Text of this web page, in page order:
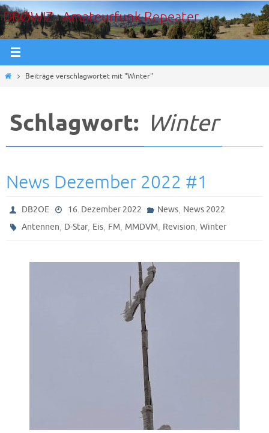
Zum
Inhalt
springen
DBØWIZ - Amateurfunk Repeater
StartBeiträge verschlagwortet mit "Winter"
Schlagwort: Winter
News Dezember 2022 #1
DB2OE 16. Dezember 2022 News, News 2022
Antennen, D-Star, Eis, FM, MMDVM, Revision,Winter